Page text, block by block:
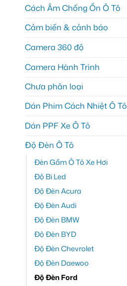
Cách Âm Chống Ồn Ô Tô
Cảm biến & cảnh báo
Camera 360 độ
Camera Hành Trình
Chưa phân loại
Dán Phim Cách Nhiệt Ô Tô
Dán PPF Xe Ô Tô
Độ Đèn Ô Tô
Đèn Gầm Ô Tô Xe Hơi
Độ Bi Led
Độ Đèn Acura
Độ Đèn Audi
Độ Đèn BMW
Độ Đèn BYD
Độ Đèn Chevrolet
Độ Đèn Daewoo
Độ Đèn Ford